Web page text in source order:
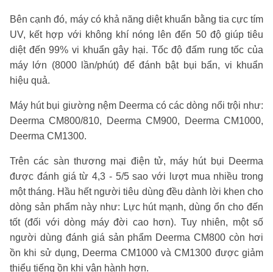
Bên cạnh đó, máy có khả năng diệt khuẩn bằng tia cực tím
UV, kết hợp với không khí nóng lên đến 50 độ giúp tiêu
diệt đến 99% vi khuẩn gây hại. Tốc độ đấm rung tốc của
máy lớn (8000 lần/phút) để đánh bật bụi bẩn, vi khuẩn
hiệu quả.
Máy hút bụi giường nệm Deerma có các dòng nổi trội như:
Deerma CM800/810, Deerma CM900, Deerma CM1000,
Deerma CM1300.
Trên các sàn thương mại điện tử, máy hút bụi Deerma
được đánh giá từ 4,3 - 5/5 sao với lượt mua nhiều trong
một tháng. Hầu hết người tiêu dùng đều dành lời khen cho
dòng sản phẩm này như: Lực hút mạnh, dùng ổn cho đến
tốt (đối với dòng máy đời cao hơn). Tuy nhiên, một số
người dùng đánh giá sản phẩm Deerma CM800 còn hơi
ồn khi sử dụng, Deerma CM1000 và CM1300 được giảm
thiểu tiếng ồn khi vận hành hơn.